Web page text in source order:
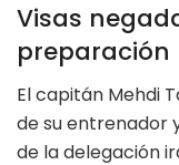
Visas
preparación
El capitán Mehdi
de su entrenador
de la delegación